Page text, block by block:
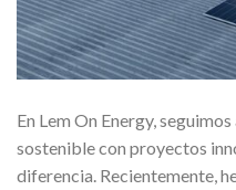
En Lem On Energy,
sostenible con proyectos
diferencia. Recientemente,